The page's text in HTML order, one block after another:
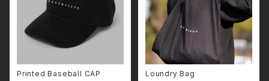
Printed Baseball CAP Loundry Bag